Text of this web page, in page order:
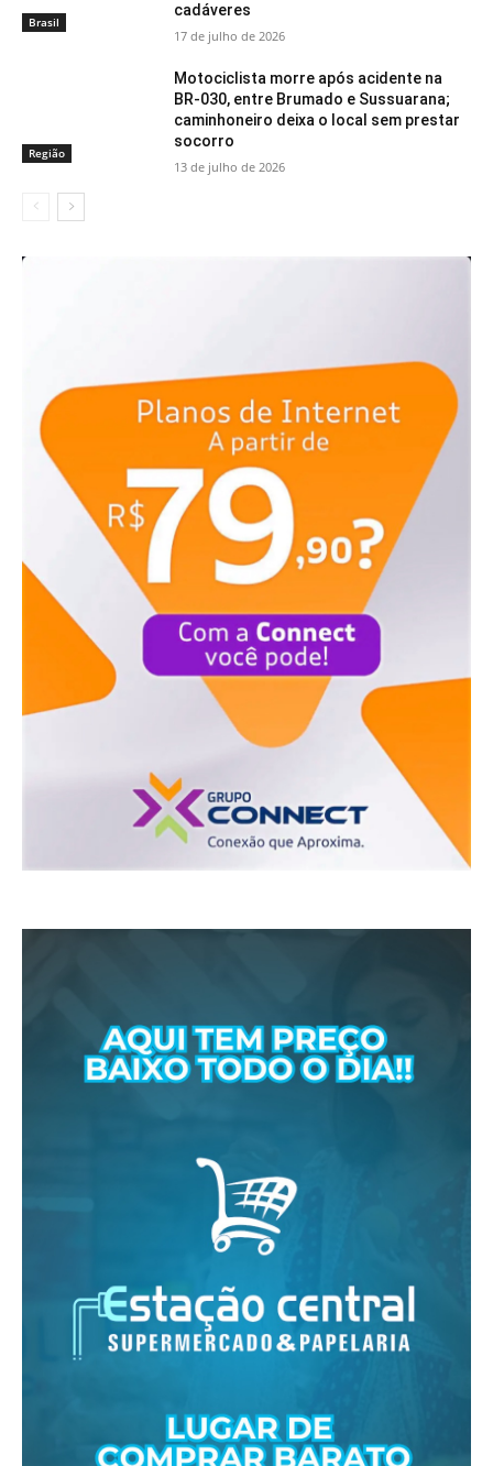
Brasil
cadáveres
17 de julho de 2026
Região
Motociclista morre após acidente na
BR-030, entre Brumado e Sussuarana;
caminhoneiro deixa o local sem prestar
socorro
13 de julho de 2026